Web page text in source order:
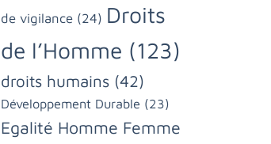
de vigilance (24) Droits
de l’Homme (123)
droits humains (42)
Développement Durable (23)
Egalité Homme Femme